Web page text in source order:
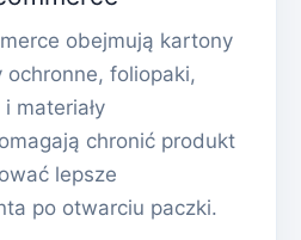
obejmują kartony
ochronne, foliopaki,
materiały
chronić produkt
lepsze
po otwarciu paczki.